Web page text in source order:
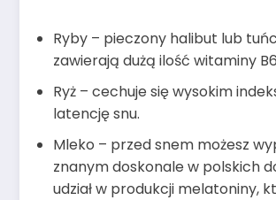
Ryby – pieczony halibut lub
zawierają dużą ilość witaminy
Ryż – cechuje się wysokim
latencję snu.
Mleko – przed snem możesz
znanym doskonale w polskich
udział w produkcji melatoniny,